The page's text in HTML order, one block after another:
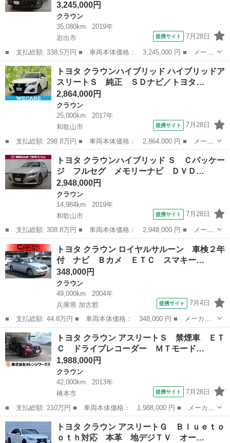
3,245,000円
クラウン
35,080km
2019年
岩出市
提携サイト 7月28日
■ 支払総額: 338.5万円 ■ 車両本体価格： 3,245,000 円 ■ メーカ
ー名： トヨタ ■ 車種名： クラウンハイブリッド ■ グレード
名： Ｓ Ｃパッケージ フルセグ メモリーナビ ＤＶＤ再生 ミ
ュージック...
和歌山 岩出市 クラウン
トヨタ クラウンハイブリッド ハイブリッドア
スリートＳ 純正 ＳＤナビ／トヨタ…
2,864,000円
クラウン
25,000km
2017年
和歌山市
提携サイト 7月28日
■ 支払総額: 298.8万円 ■ 車両本体価格： 2,864,000 円 ■ メーカ
ー名： トヨタ ■ 車種名： クラウンハイブリッド ■ グレード
名： ハイブリッドアスリートＳ 純正 ＳＤナビ／トヨタセーフテ
ィセンス／...
和歌山 和歌山市 クラウン
トヨタ クラウンハイブリッド Ｓ Ｃパッケー
ジ フルセグ メモリーナビ ＤＶＤ…
2,948,000円
クラウン
14,984km
2019年
和歌山市
提携サイト 7月28日
■ 支払総額: 308.8万円 ■ 車両本体価格： 2,948,000 円 ■ メーカ
ー名： トヨタ ■ 車種名： クラウンハイブリッド ■ グレード
名： Ｓ Ｃパッケージ フルセグ メモリーナビ ＤＶＤ再生 ミ
ュージック...
和歌山 和歌山市 クラウン
トヨタ クラウン ロイヤルサルーン 車検２年
付 ナビ Ｂカメ ＥＴＣ スマキー…
348,000円
クラウン
49,000km
2004年
兵庫県 加古郡
提携サイト 7月4日
■ 支払総額: 44.8万円 ■ 車両本体価格： 348,000 円 ■ メーカー
名： トヨタ ■ 車種名： クラウン ■ グレード名： ロイヤルサ
ルーン 車検２年付 ナビ Ｂカメ ＥＴＣ スマキー ■ 排気
量： 2500...
兵庫 加古郡 クラウン
トヨタ クラウン アスリートＳ 禁煙車 ＥＴ
Ｃ ドライブレコーダー ＭＴモード…
1,988,000円
クラウン
42,000km
2013年
橋本市
提携サイト 7月28日
■ 支払総額: 210万円 ■ 車両本体価格： 1,988,000 円 ■ メーカー
名： トヨタ ■ 車種名： クラウン ■ グレード名： アスリート
Ｓ 禁煙車 ＥＴＣ ドライブレコーダー ＭＴモード付 純正アル
ミホイール...
和歌山 橋本市 クラウン
トヨタ クラウン アスリートＧ Ｂｌｕｅｔｏ
ｏｔｈ対応 本革 地デジＴＶ オー…